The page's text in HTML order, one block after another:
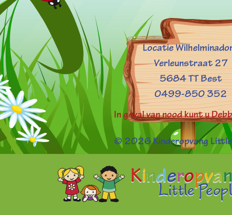
Locatie
Verleunstraat 27
5684 TT Best
0499-850 352
In geval van nood kunt u
© 2026 Kinderopvang Little